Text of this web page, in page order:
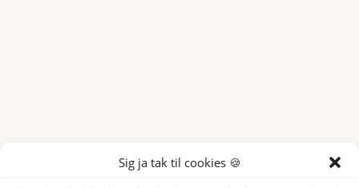
Sig ja tak til cookies 🍪